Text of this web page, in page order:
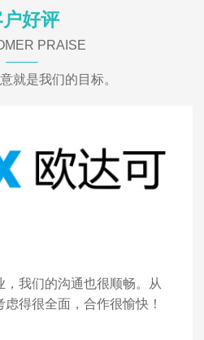
好评
PRAISE
就是我们的目标。
，我们的沟通也很顺畅。从
得很全面，合作很愉快！